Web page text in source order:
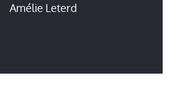
Amélie Leterd